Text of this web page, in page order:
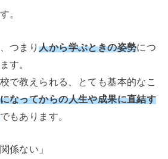
。
つまり人から学ぶときの姿勢につ
す。
で教えられる、とても基本的なこ
なってからの人生や成果に直結す
でもあります。
係ない」